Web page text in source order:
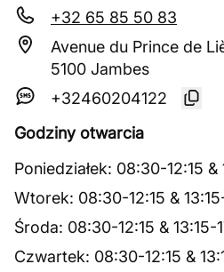
+32 65 85 50 83
Avenue du Prince de
5100 Jambes
+32460204122
Godziny otwarcia
Poniedziałek: 08:30-12:15 &
Wtorek: 08:30-12:15 & 13:15
Środa: 08:30-12:15 & 13:15-
Czwartek: 08:30-12:15 &